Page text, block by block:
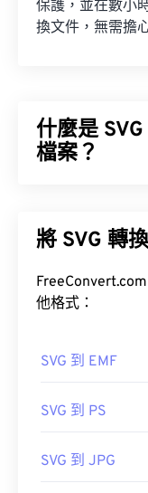
保護，並在數小
換文件，無需擔
什麼是
檔案？
圖形，並支援有
整大小而不會損
處在於它並非影
如何開啟
如Firefox或
將 SVG
他格式：
SVG 到 EMF
SVG 到 PS
SVG 到 JPG